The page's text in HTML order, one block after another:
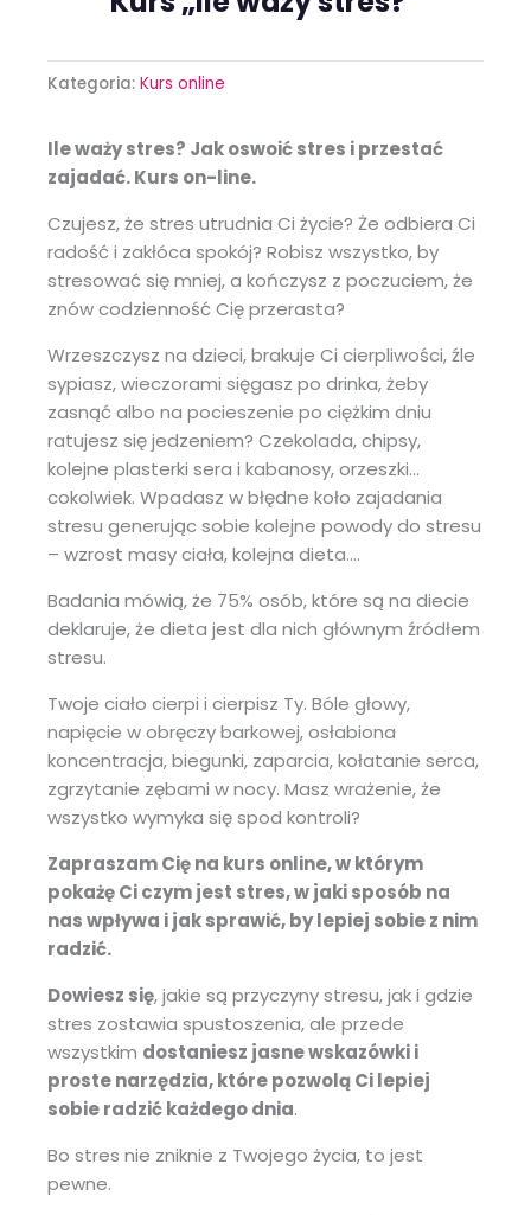
Kategoria: Kurs online
Ile waży stres? Jak oswoić stres i przestać
zajadać. Kurs on-line.
Czujesz, że stres utrudnia Ci życie? Że odbiera Ci
radość i zakłóca spokój? Robisz wszystko, by
stresować się mniej, a kończysz z poczuciem, że
znów codzienność Cię przerasta?
Wrzeszczysz na dzieci, brakuje Ci cierpliwości, źle
sypiasz, wieczorami sięgasz po drinka, żeby
zasnąć albo na pocieszenie po ciężkim dniu
ratujesz się jedzeniem? Czekolada, chipsy,
kolejne plasterki sera i kabanosy, orzeszki…
cokolwiek. Wpadasz w błędne koło zajadania
stresu generując sobie kolejne powody do stresu
– wzrost masy ciała, kolejna dieta….
Badania mówią, że 75% osób, które są na diecie
deklaruje, że dieta jest dla nich głównym źródłem
stresu.
Twoje ciało cierpi i cierpisz Ty. Bóle głowy,
napięcie w obręczy barkowej, osłabiona
koncentracja, biegunki, zaparcia, kołatanie serca,
zgrzytanie zębami w nocy. Masz wrażenie, że
wszystko wymyka się spod kontroli?
Zapraszam Cię na kurs online, w którym
pokażę Ci czym jest stres, w jaki sposób na
nas wpływa i jak sprawić, by lepiej sobie z nim
radzić.
Dowiesz się, jakie są przyczyny stresu, jak i gdzie
stres zostawia spustoszenia, ale przede
wszystkim dostaniesz jasne wskazówki i
proste narzędzia, które pozwolą Ci lepiej
sobie radzić każdego dnia.
Bo stres nie zniknie z Twojego życia, to jest
pewne.